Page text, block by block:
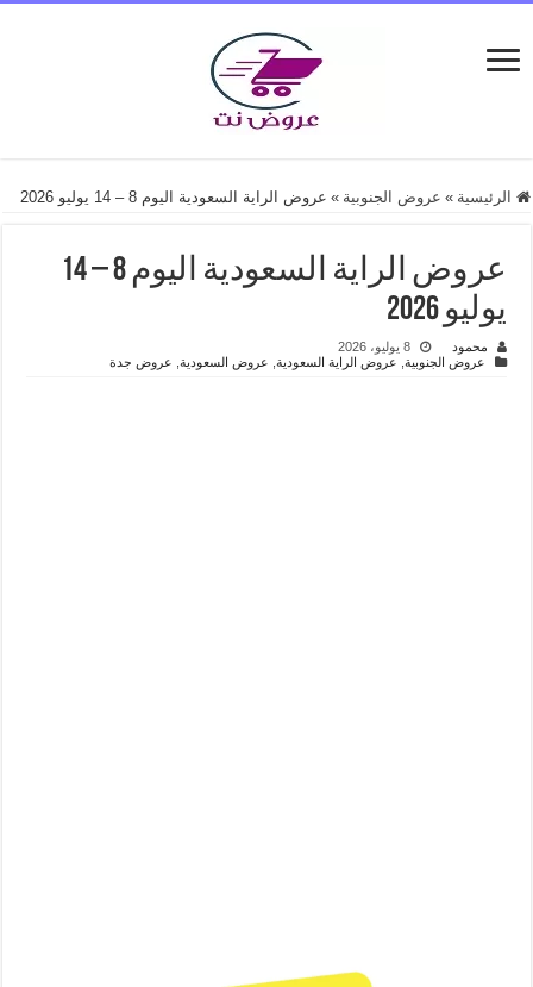
الرئيسية » عروض الجنوبية » عروض الراية السعودية اليوم 8 – 14 يوليو 2026
عروض الراية السعودية اليوم 8 – 14
يوليو 2026
محمود
8 يوليو، 2026
عروض الجنوبية, عروض الراية السعودية, عروض السعودية, عروض جدة